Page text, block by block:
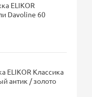
ELIKOR
Davoline 60
ELIKOR Классика
антик / золото